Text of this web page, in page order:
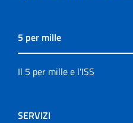
5 per mille
Il 5 per mille e l'ISS
SERVIZI